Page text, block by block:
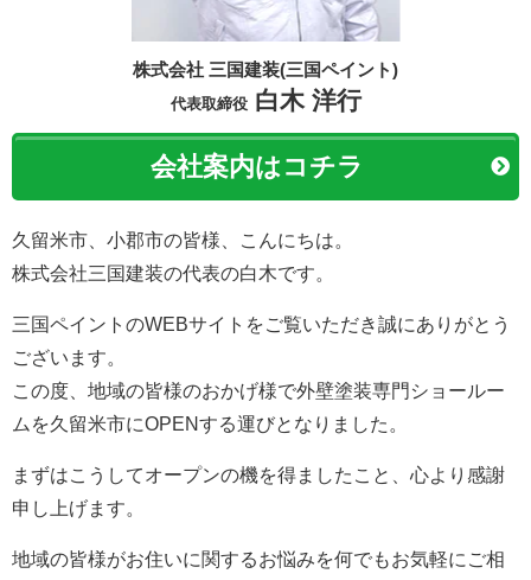
株式会社 三国建装(三国ペイント)
代表取締役白木 洋行
会社案内はコチラ
久留米市、小郡市の皆様、こんにちは。
株式会社三国建装の代表の白木です。
三国ペイントのWEBサイトをご覧いただき誠にありがとう
ございます。
この度、地域の皆様のおかげ様で外壁塗装専門ショールー
ムを久留米市にOPENする運びとなりました。
まずはこうしてオープンの機を得ましたこと、心より感謝
申し上げます。
地域の皆様がお住いに関するお悩みを何でもお気軽にご相